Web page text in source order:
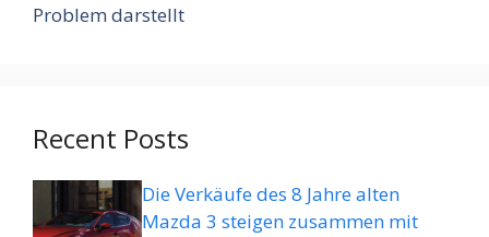
Problem darstellt
Recent Posts
Die Verkäufe des 8 Jahre alten
Mazda 3 steigen zusammen mit